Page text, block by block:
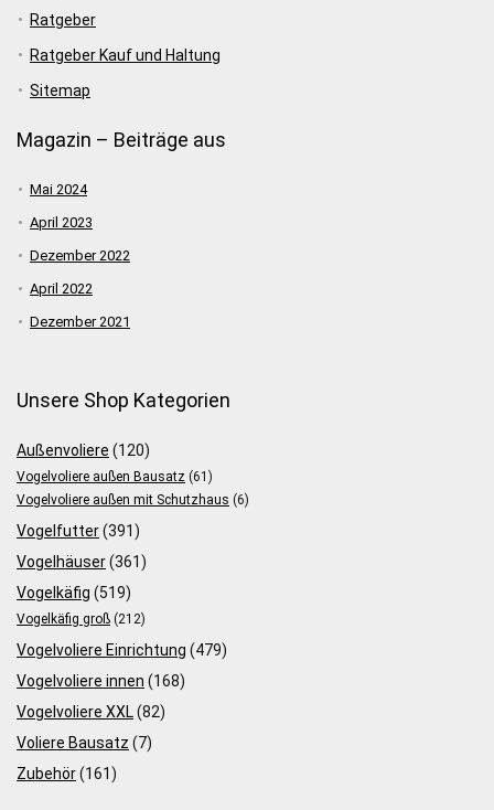
Ratgeber
Ratgeber Kauf und Haltung
Sitemap
Magazin – Beiträge aus
Mai 2024
April 2023
Dezember 2022
April 2022
Dezember 2021
Unsere Shop Kategorien
Außenvoliere (120)
Vogelvoliere außen Bausatz (61)
Vogelvoliere außen mit Schutzhaus (6)
Vogelfutter(391)
Vogelhäuser(361)
Vogelkäfig (519)
Vogelkäfig groß (212)
Vogelvoliere Einrichtung (479)
Vogelvoliere innen (168)
Vogelvoliere XXL(82)
Voliere Bausatz (7)
Zubehör(161)